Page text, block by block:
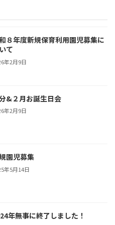
８年度新規保育利用園児募集に
て
年2月9日
&２月お誕生日会
年2月9日
園児募集
年5月14日
年無事に終了しました！